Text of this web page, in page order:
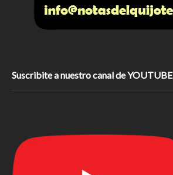
Suscribite a nuestro canal de YOUTUBE